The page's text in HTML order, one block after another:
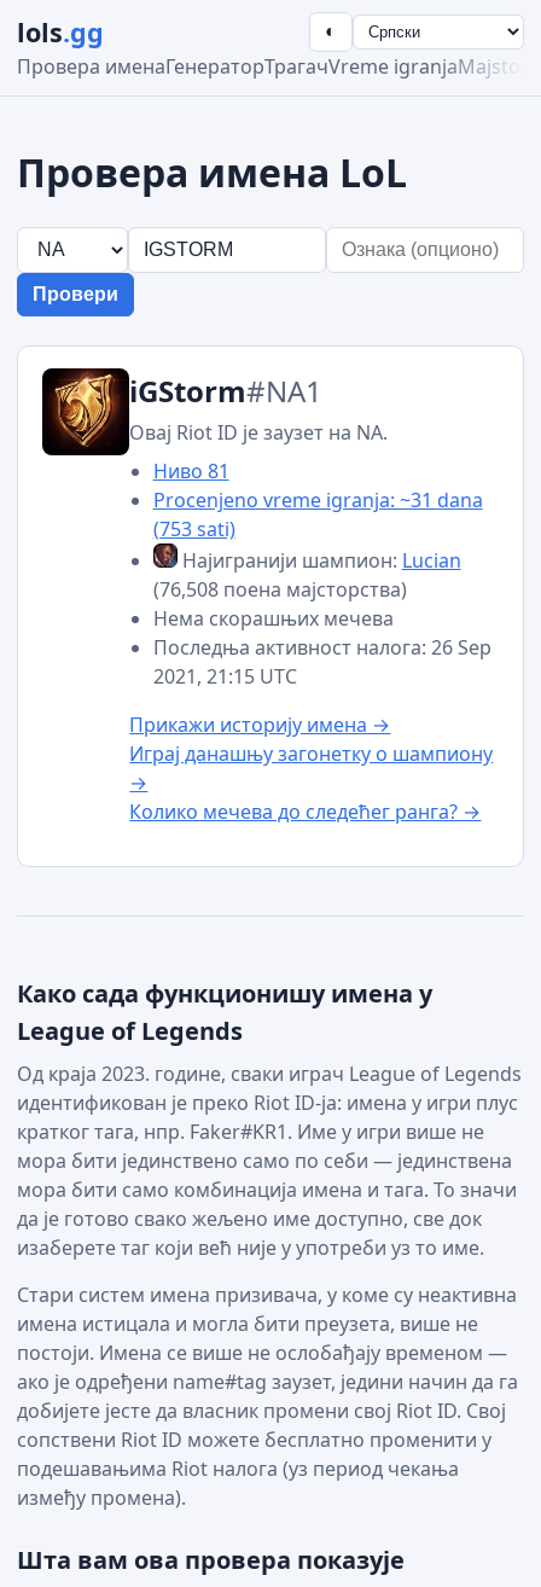
lols.gg
Провера именаГенераторТрагачVreme igranja
◐
Провера имена LoL
Провери
iGStorm#NA1
Овај Riot ID је заузет на NA.
Ниво 81
Procenjeno vreme igranja: ~31 dana
(753 sati)
Најигранији шампион: Lucian
(76,508 поена мајсторства)
Нема скорашњих мечева
Последња активност налога: 26 Sep
2021, 21:15 UTC
Прикажи историју имена →
Играј данашњу загонетку о шампиону
→
Колико мечева до следећег ранга? →
Како сада функционишу имена у
League of Legends
Од краја 2023. године, сваки играч League of Legends
идентификован је преко Riot ID-ја: имена у игри плус
кратког тага, нпр. Faker#KR1. Име у игри више не
мора бити јединствено само по себи — јединствена
мора бити само комбинација имена и тага. То значи
да је готово свако жељено име доступно, све док
изаберете таг који већ није у употреби уз то име.
Стари систем имена призивача, у коме су неактивна
имена истицала и могла бити преузета, више не
постоји. Имена се више не ослобађају временом —
ако је одређени name#tag заузет, једини начин да га
добијете јесте да власник промени свој Riot ID. Свој
сопствени Riot ID можете бесплатно променити у
подешавањима Riot налога (уз период чекања
између промена).
Шта вам ова провера показује